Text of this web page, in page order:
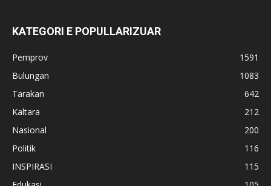
KATEGORI E POPULLARIZUAR
Pemprov
1591
Bulungan
1083
Tarakan
642
Kaltara
212
Nasional
200
Politik
116
INSPIRASI
115